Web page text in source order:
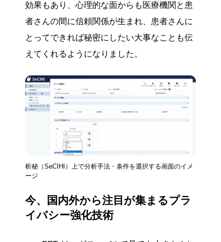
効果もあり、心理的な面からも医療機関と患
者さんの間に信頼関係が生まれ、患者さんに
とってできれば秘密にしたい大事なことも伝
えてくれるようになりました。
析秘（SeCIHI）上で分析手法・条件を選択する画面のイメ
ージ
今、国内外から注目が集まるプラ
イバシー強化技術